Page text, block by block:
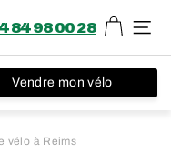
84 98 00 28 Panier
Vendre mon vélo
vélo à Reims